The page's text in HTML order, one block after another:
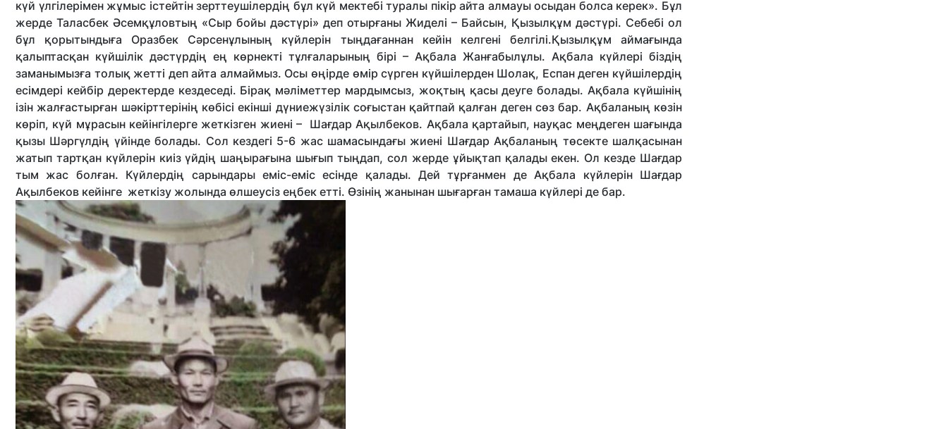
күй үлгілерімен жұмыс істейтін зерттеушілердің бұл күй мектебі туралы пікір айта алмауы осыдан болса керек». Бұл
жерде Таласбек Әсемқұловтың «Сыр бойы дәстүрі» деп отырғаны Жиделі – Байсын, Қызылқұм дәстүрі. Себебі ол
бұл қорытындыға Оразбек Сәрсенұлының күйлерін тыңдағаннан кейін келгені белгілі.Қызылқұм аймағында
қалыптасқан күйшілік дәстүрдің ең көрнекті тұлғаларының бірі – Ақбала Жанғабылұлы. Ақбала күйлері біздің
заманымызға толық жетті деп айта алмаймыз. Осы өңірде өмір сүрген күйшілерден Шолақ, Еспан деген күйшілердің
есімдері кейбір деректерде кездеседі. Бірақ мәліметтер мардымсыз, жоқтың қасы деуге болады. Ақбала күйшінің
ізін жалғастырған шәкірттерінің көбісі екінші дүниежүзілік соғыстан қайтпай қалған деген сөз бар. Ақбаланың көзін
көріп, күй мұрасын кейінгілерге жеткізген жиені – Шағдар Ақылбеков. Ақбала қартайып, науқас меңдеген шағында
қызы Шәргүлдің үйінде болады. Сол кездегі 5-6 жас шамасындағы жиені Шағдар Ақбаланың төсекте шалқасынан
жатып тартқан күйлерін киіз үйдің шаңырағына шығып тыңдап, сол жерде ұйықтап қалады екен. Ол кезде Шағдар
тым жас болған. Күйлердің сарындары еміс-еміс есінде қалады. Дей тұрғанмен де Ақбала күйлерін Шағдар
Ақылбеков кейінге жеткізу жолында өлшеусіз еңбек етті. Өзінің жанынан шығарған тамаша күйлері де бар.